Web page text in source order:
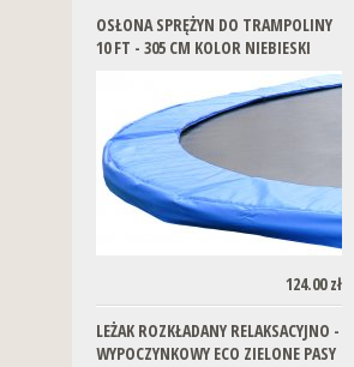
OSŁONA SPRĘŻYN DO TRAMPOLINY
10 FT - 305 CM KOLOR NIEBIESKI
124.00 zł
LEŻAK ROZKŁADANY RELAKSACYJNO -
WYPOCZYNKOWY ECO ZIELONE PASY